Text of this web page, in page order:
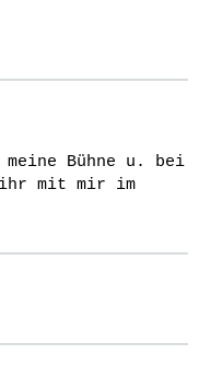
Bühne u. bei
mit mir im